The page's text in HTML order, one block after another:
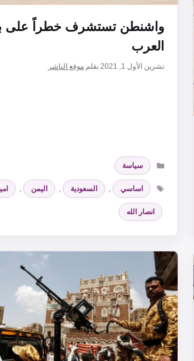
واشنطن تستشرف خطراً على
العرب
تشرين الأول 1, 2021 بقلمموقع الناشر
التصنيفات
سياسة
الوسوم
اساسي , السعودية , اليمن ,
انصار الله